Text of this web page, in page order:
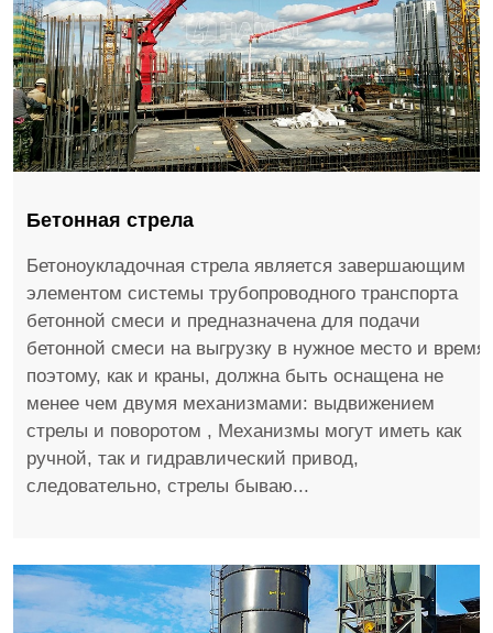
Бетонная стрела
Бетоноукладочная стрела является завершающим
элементом системы трубопроводного транспорта
бетонной смеси и предназначена для подачи
бетонной смеси на выгрузку в нужное место и время,
поэтому, как и краны, должна быть оснащена не
менее чем двумя механизмами: выдвижением
стрелы и поворотом , Механизмы могут иметь как
ручной, так и гидравлический привод,
следовательно, стрелы бываю...